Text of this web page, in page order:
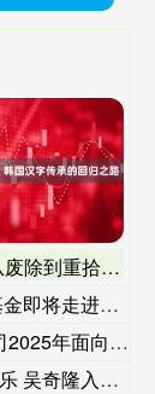
国汉字传承的回归之路
进北京华熙L
年面向专业
股爱奇艺旗